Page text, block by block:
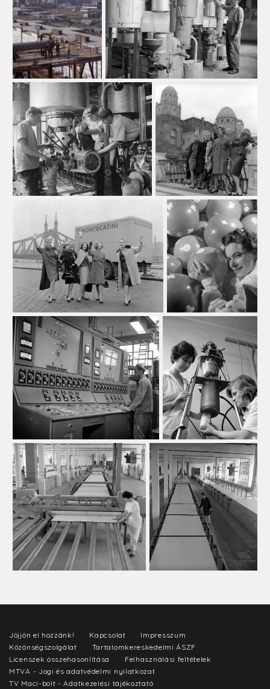
Jöjjön el hozzánk! Kapcsolat
Impresszum
Közönségszolgálat
Tartalomkereskedelmi ÁSZF
Licenszek összehasonlítása
Felhasználási feltételek
MTVA - Jogi és adatvédelmi nyilatkozat
TV Maci-bolt - Adatkezelési tájékoztató